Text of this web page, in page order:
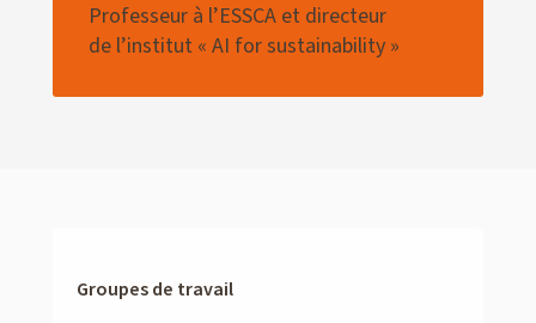
Professeur à l’ESSCA et directeur
de l’institut « AI for sustainability »
Groupes de travail